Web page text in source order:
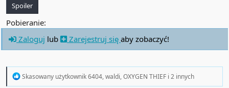
Spoiler
Pobieranie:
Zaloguj lub Zarejestruj się aby zobaczyć!
R
Skasowany użytkownik 6404,waldi,OXYGEN THIEF i 2 innych